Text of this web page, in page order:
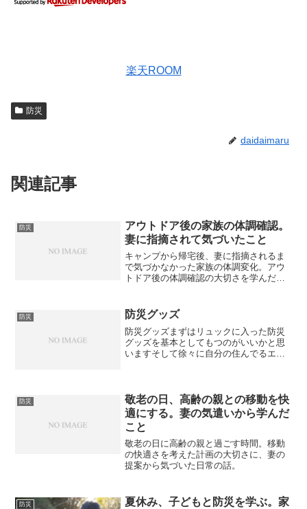
楽天ROOM
防災
daidaimaru
関連記事
防災
アウトドア後の家族の体調確認。
妻に指摘されて気づいたこと
キャンプから帰宅後、妻に指摘されるま
で気づかなかった家族の体調変化。アウ
トドア後の体調確認の大切さを学んだ話
防災 防災グッズ
防災グッズまずはリュックに入った防災
グッズを基本としてもつのがいいかと思
いますそして徐々に自分の住んでるエリ
防災
敬老の日、高齢の親との移動を快
適にする。妻の気遣いから学んだ
こと
敬老の日に高齢の親と過ごす時間。移動
の快適さを考えた計画の大切さに、妻の
提案から気づいた日常の話。
防災
夏休み、子どもと防災を学ぶ。家